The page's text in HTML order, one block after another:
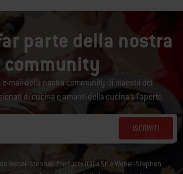
parte della nostra
community
e-mail della nostra community di maestri del
di cucina e amanti della cucina all'aperto.
ISCRIVITI
Weber-Stephen Products Italia Srl e Weber-Stephen